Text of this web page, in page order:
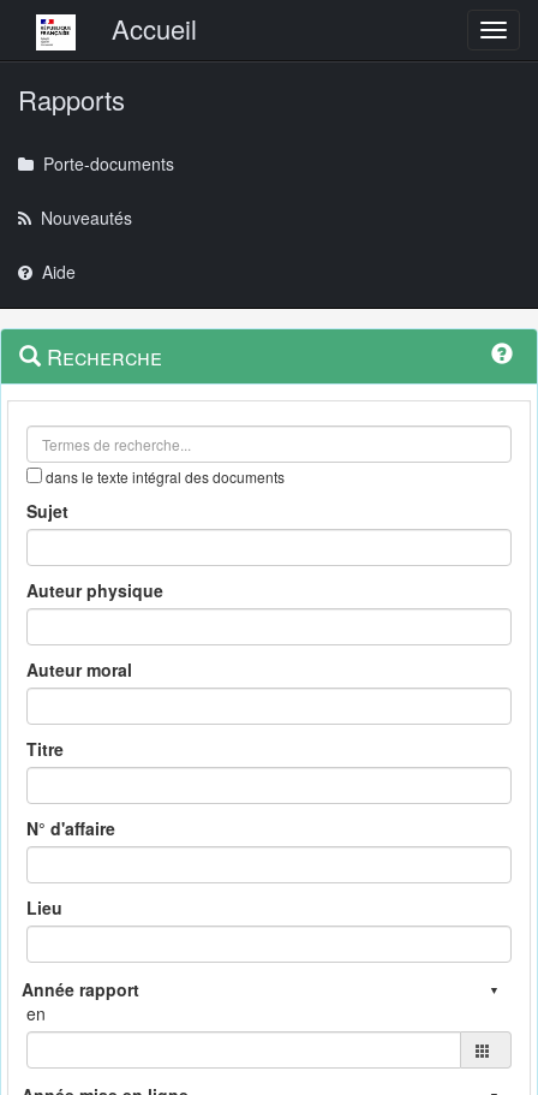
Menu principalAccueil
Rapports
Porte-documents
Nouveautés
Aide
Navigation
outils
Menu
contextuel
Recherche
dans le texte intégral des documents
Sujet
Auteur physique
Auteur moral
Titre
N° d'affaire
Lieu
en